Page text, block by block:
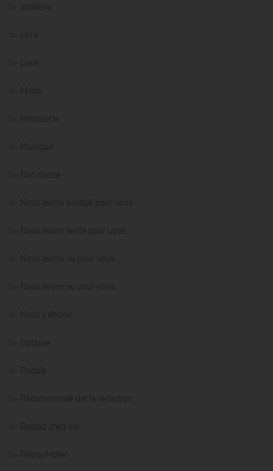
Joaillerie
Livre
Luxe
Mode
Motocycle
Musique
Non classé
Nous avons essayé pour vous…
Nous avons testé pour vous…
Nous avons vu pour vous…
Nous avons vu pour vous…
Nous y étions…
Optique
People
Recommandé par la rédaction
Restez chez soi
Resto/Hôtel